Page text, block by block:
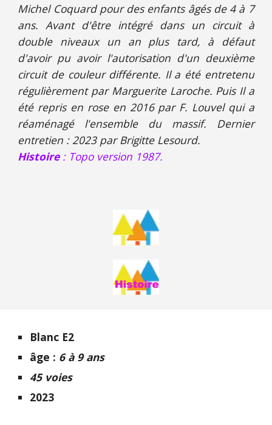
Michel Coquard pour des enfants âgés de 4 à 7
ans. Avant d'être intégré dans un circuit à
double niveaux un an plus tard, à défaut
d'avoir pu avoir l'autorisation d'un deuxième
circuit de couleur différente. Il a été entretenu
régulièrement par Marguerite Laroche. Puis Il a
été repris en rose en 2016 par F. Louvel qui a
réaménagé l'ensemble du massif. Dernier
entretien : 2023 par Brigitte Lesourd.
Histoire: Topo version 1987.
Blanc E2
âge : 6 à 9 ans
45 voies
2023